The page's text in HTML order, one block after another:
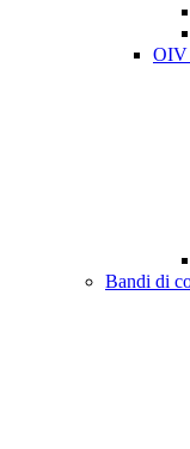
OIV
Bandi di